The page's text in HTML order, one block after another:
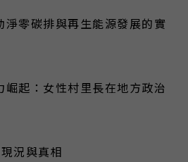
零碳排與再生能源發展的實
起：女性村里長在地方政治
況與真相